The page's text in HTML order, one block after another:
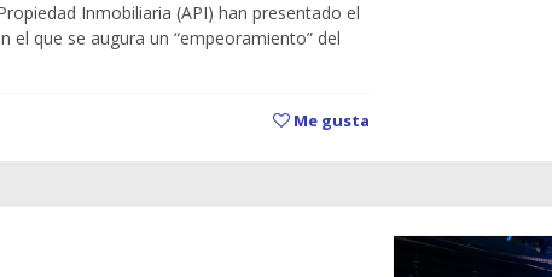
Inmobiliaria (API) han presentado el
el que se augura un “empeoramiento” del
Me gusta